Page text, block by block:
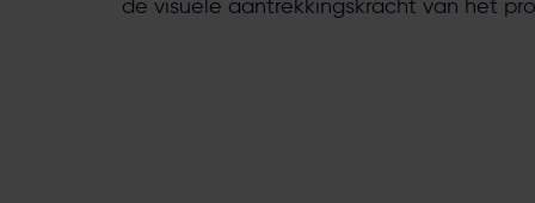
de visuele aantrekkingskracht van het